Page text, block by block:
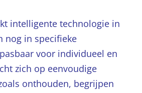
intelligente technologie in
nog in specifieke
voor individueel en
zich op eenvoudige
onthouden, begrijpen